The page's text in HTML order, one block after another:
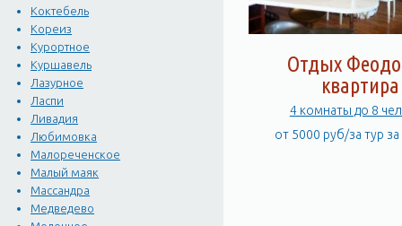
Коктебель
Кореиз
Курортное
Куршавель
Лазурное
Ласпи
Ливадия
Любимовка
Малореченское
Малый маяк
Массандра
Медведево
храмы, построенные в
вечерних прогулок,
памятник Александру
Пушкина в полный рост.
место, которое
Отдых
квартира
4 комнаты до 8
от 5000 руб/за тур